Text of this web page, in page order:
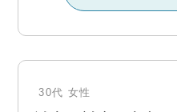
30代女性